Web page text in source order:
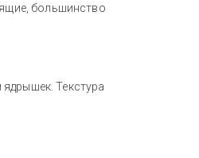
большинство
Текстура